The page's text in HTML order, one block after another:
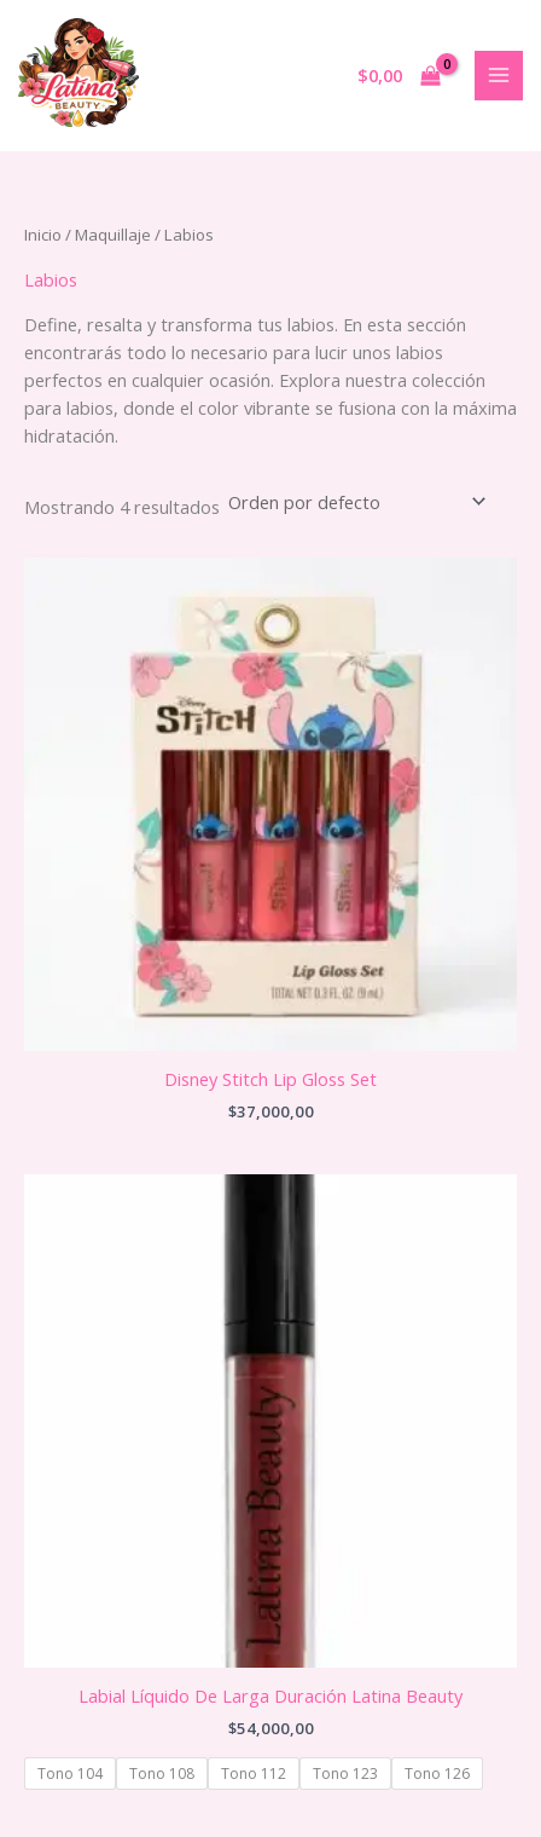
contenido
$0,00
Inicio / Maquillaje / Labios
Labios
Define, resalta y transforma tus labios. En esta sección
encontrarás todo lo necesario para lucir unos labios
perfectos en cualquier ocasión. Explora nuestra colección
para labios, donde el color vibrante se fusiona con la máxima
hidratación.
Mostrando 4 resultados
Disney Stitch Lip Gloss Set
$37,000,00
Labial Líquido De Larga Duración Latina Beauty
$54,000,00
Tono 104 Tono 108 Tono 112 Tono 123 Tono 126